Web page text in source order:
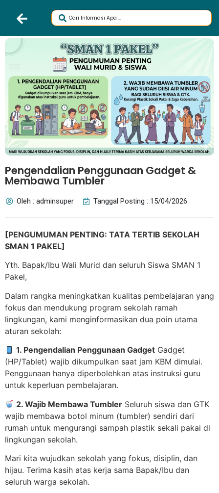
Pengendalian Penggunaan Gadget &
Membawa Tumbler
Oleh : adminsuper Tanggal Posting : 15/04/2026
[PENGUMUMAN PENTING: TATA TERTIB SEKOLAH
SMAN 1 PAKEL]
Yth. Bapak/Ibu Wali Murid dan seluruh Siswa SMAN 1
Pakel,
Dalam rangka meningkatkan kualitas pembelajaran yang
fokus dan mendukung program sekolah ramah
lingkungan, kami menginformasikan dua poin utama
aturan sekolah:
1. Pengendalian Penggunaan Gadget Gadget
(HP/Tablet) wajib dikumpulkan saat jam KBM dimulai.
Penggunaan hanya diperbolehkan atas instruksi guru
untuk keperluan pembelajaran.
2. Wajib Membawa Tumbler Seluruh siswa dan GTK
wajib membawa botol minum (tumbler) sendiri dari
rumah untuk mengurangi sampah plastik sekali pakai di
lingkungan sekolah.
Mari kita wujudkan sekolah yang fokus, disiplin, dan
hijau. Terima kasih atas kerja sama Bapak/Ibu dan
seluruh warga sekolah.